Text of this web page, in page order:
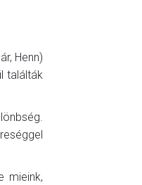
Henn)
találták
mieink,